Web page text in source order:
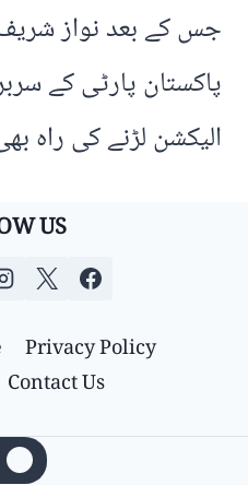
جس کے بعد نواز
پاکستان پارٹی کے
الیکشن لڑنے کی راہ
US
Privacy Policy
Contact Us